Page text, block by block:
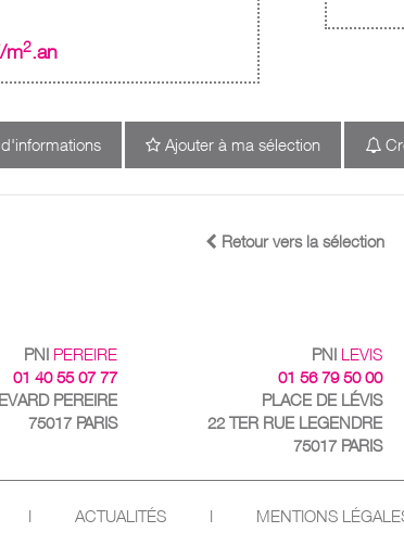
m2.an
Ajouter à ma sélection
Retour vers la sélection
PNI PEREIRE
01 40 55 07 77
PEREIRE
75017 PARIS
PNI LEVIS
01 56 79 50 00
PLACE DE LÉVIS
22 TER RUE LEGENDRE
75017 PARIS
I ACTUALITÉS I MENTIONS